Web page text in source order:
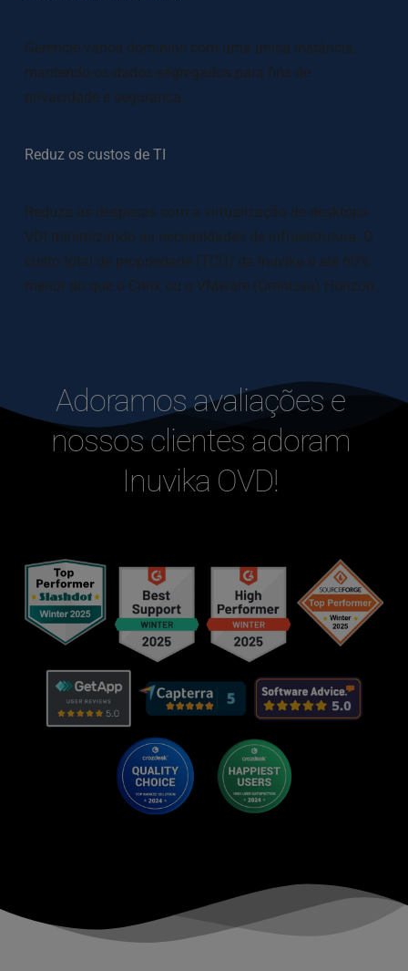
Gerencie vários domínios com uma única instância,
mantendo os dados segregados para fins de
privacidade e segurança.
Reduz os custos de TI
Reduza as despesas com a virtualização de desktops
VDI minimizando as necessidades de infraestrutura. O
custo total de propriedade (TCO) da Inuvika é até 60%
menor do que o Citrix ou o VMware (Omnissa) Horizon.
Adoramos avaliações e
nossos clientes adoram
Inuvika OVD!